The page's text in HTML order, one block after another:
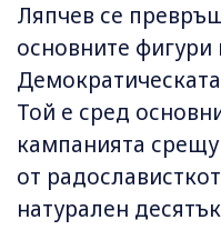
Ляпчев се
основните фигури
Той е сред
кампанията
от
натурален